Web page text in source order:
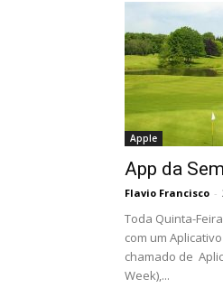
Apple
App da
Flavio Francisco -
Toda Quinta-
com um
chamado de
Week),...